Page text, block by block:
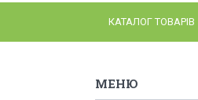
КАТАЛОГ ТОВАРІВ